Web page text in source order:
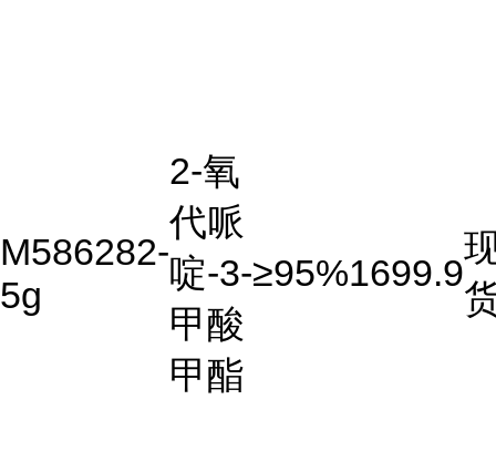
M586282-
5g
2-氧
代哌
啶-3-
甲酸
甲酯
≥95%1699.9